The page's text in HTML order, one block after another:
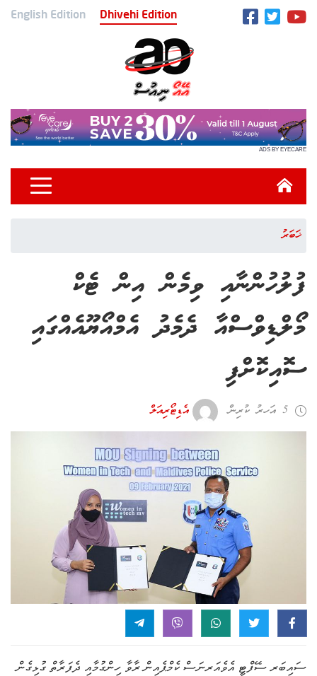
English Edition Dhivehi Edition
ADS BY EYECARE
ޚަބަރު
ފުލުހުންނާއި ވިމެން އިން ޓެކް
މޯލްޑިވްސްއާ ދެމެދު އެމްއޯޔޫއެއްގައި
ސޮއިކޮށްފި
5 އަހރު ކުރިން އެޑިޓޯރިއަލް
ސައިބަރ ސޭފްޓީ އެވެއަރނަސް ކެމްޕެއިން ރާވާ ހިންގުމާއި ދެފަރާތް ގުޅިގެން